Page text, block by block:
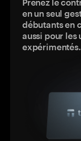
Prenez le
en un seul
débutants en
aussi pour les
expérimentés.